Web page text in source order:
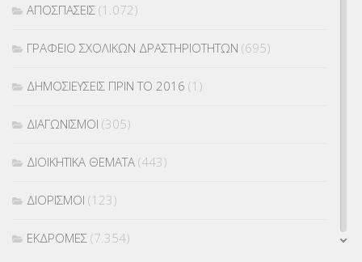
ΑΠΟΣΠΑΣΕΙΣ (1.072)
ΓΡΑΦΕΙΟ ΣΧΟΛΙΚΩΝ ΔΡΑΣΤΗΡΙΟΤΗΤΩΝ (695)
ΔΗΜΟΣΙΕΥΣΕΙΣ ΠΡΙΝ ΤΟ 2016 (1)
ΔΙΑΓΩΝΙΣΜΟΙ (305)
ΔΙΟΙΚΗΤΙΚΑ ΘΕΜΑΤΑ (443)
ΔΙΟΡΙΣΜΟΙ (123)
ΕΚΔΡΟΜΕΣ (7.354)